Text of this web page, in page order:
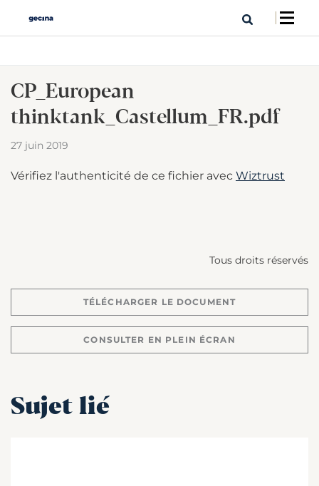
CP_European
thinktank_Castellum_FR.pdf
27 juin 2019
Vérifiez l'authenticité de ce fichier avec Wiztrust
Tous droits réservés
TÉLÉCHARGER LE DOCUMENT
CONSULTER EN PLEIN ÉCRAN
Sujet lié